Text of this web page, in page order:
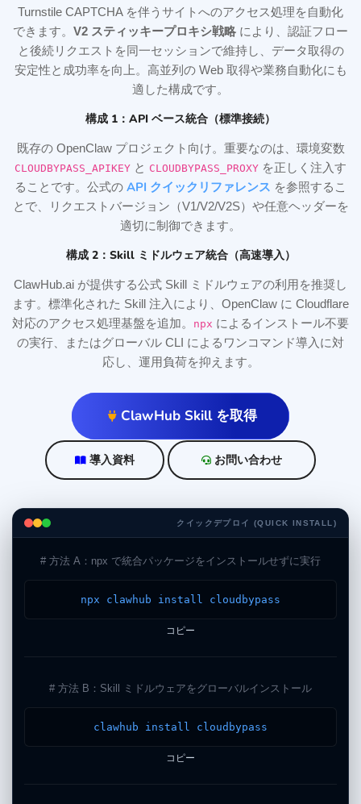
Turnstile CAPTCHA を伴うサイトへのアクセス処理を自動化
できます。 V2 スティッキープロキシ戦略 により、認証フロー
と後続リクエストを同一セッションで維持し、データ取得の
安定性と成功率を向上。高並列の Web 取得や業務自動化にも
適した構成です。
構成 1：API ベース統合（標準接続）
既存の OpenClaw プロジェクト向け。重要なのは、環境変数
CLOUDBYPASS_APIKEY と CLOUDBYPASS_PROXY を正しく注入す
ることです。公式の API クイックリファレンス を参照するこ
とで、リクエストバージョン（V1/V2/V2S）や任意ヘッダーを
適切に制御できます。
構成 2：Skill ミドルウェア統合（高速導入）
ClawHub.ai が提供する公式 Skill ミドルウェアの利用を推奨し
ます。標準化された Skill 注入により、OpenClaw に Cloudflare
対応のアクセス処理基盤を追加。
npx によるインストール不要
の実行、またはグローバル CLI によるワンコマンド導入に対
応し、運用負荷を抑えます。
ClawHub Skill を取得
導入資料 お問い合わせ
クイックデプロイ (QUICK INSTALL)
# 方法 A：npx で統合パッケージをインストールせずに実行
npx clawhub install cloudbypass
コピー
# 方法 B：Skill ミドルウェアをグローバルインストール
clawhub install cloudbypass
コピー